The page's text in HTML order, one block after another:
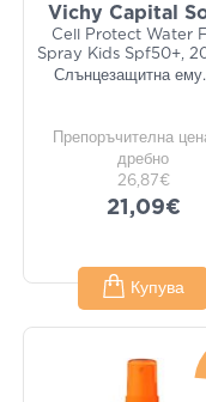
Vichy Capital
Cell Protect Water
Spray Kids Spf50+,
Слънцезащитна ему
Препоръчителна
дребно
26,87€
21,09€
Купува